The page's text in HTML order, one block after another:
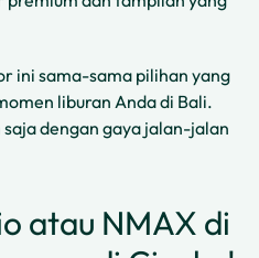
ini sama-sama pilihan yang
liburan Anda di Bali.
dengan gaya jalan-jalan
atau NMAX di